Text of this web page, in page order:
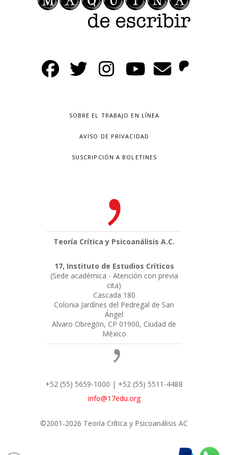
SOBRE EL TRABAJO EN LÍNEA
AVISO DE PRIVACIDAD
SUSCRIPCIÓN A BOLETINES
Teoría Crítica y Psicoanálisis A.C.
17, Instituto de Estudios Críticos
(Sede académica - Atención con previa
cita)
Cascada 180
Colonia Jardínes del Pedregal de San
Ángel
Alvaro Obregón, CP 01900, Ciudad de
México
+52 (55) 5659-1000 | +52 (55) 5511-4488
info@17edu.org
©2001-2026 Teoría Crítica y Psicoanálisis AC